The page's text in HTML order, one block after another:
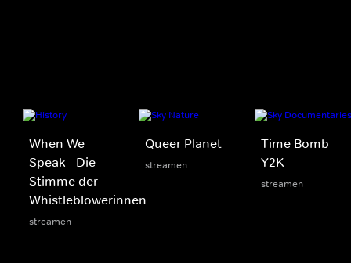
When We
Speak - Die
Stimme der
Whistleblowerinnen
streamen
Queer Planet
streamen
Time Bomb
Y2K
streamen